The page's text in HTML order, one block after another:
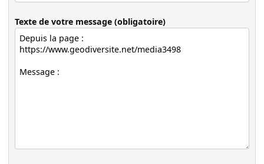
Texte de votre message (obligatoire)